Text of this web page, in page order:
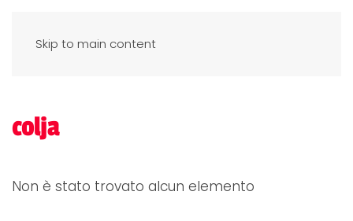
Skip to main content
colja
Non è stato trovato alcun elemento